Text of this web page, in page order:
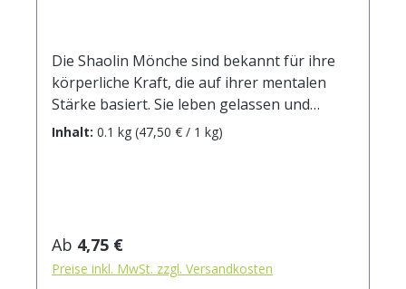
Die Shaolin Mönche sind bekannt für ihre
körperliche Kraft, die auf ihrer mentalen
Stärke basiert. Sie leben gelassen und
furchtlos. Nehmen Sie mit diesem Tee die
Energie dieser Mönche in sich auf und
Bud, Pi Lo Chun, kandierte Ananasstücke
(Ananas, Zucker), Aroma, Erdbeerstücke,
Sonnenblumenblüten. Zubereitung: ca. 12g
Inhalt: 0.1 kg (47,50 € / 1 kg)
Regulärer Preis:
Ab 4,75 €
Preise inkl. MwSt. zzgl. Versandkosten